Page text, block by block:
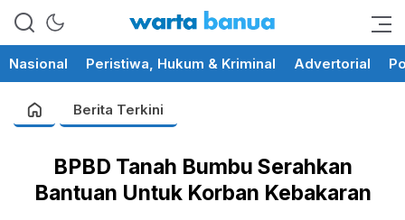
wartabanua.com
memberikan informasi yang
Nasional Peristiwa, Hukum & Kriminal Advertorial
Berita Terkini
BPBD Tanah Bumbu Serahkan
Bantuan Untuk Korban Kebakaran